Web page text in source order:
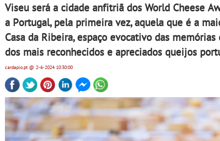
Viseu será a cidade anfitriã dos World Cheese
a Portugal, pela primeira vez, aquela que é a
Casa da Ribeira, espaço evocativo das
dos mais reconhecidos e apreciados queijos
cardapio.pt@ 2-6-202410:30:00